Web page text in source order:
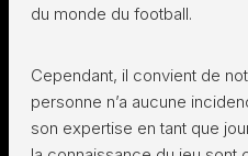
du monde du football.
Cependant, il convient de
personne n’a aucune
son expertise en tant que